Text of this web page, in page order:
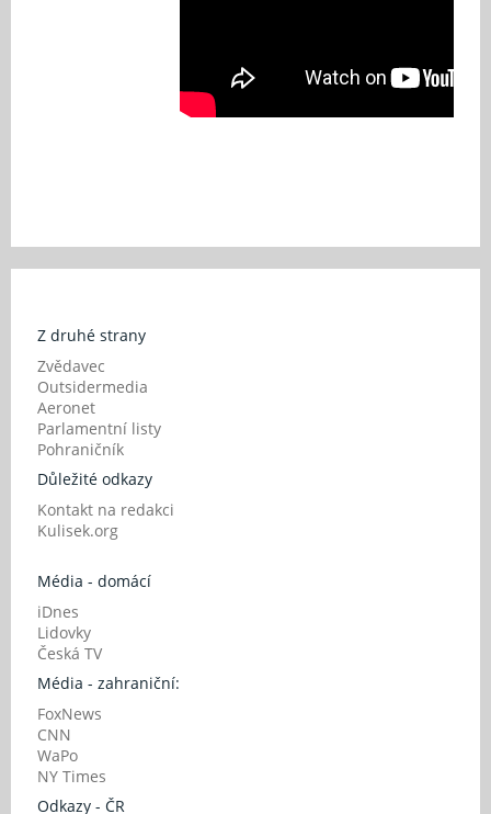
Z druhé strany
Zvědavec
Outsidermedia
Aeronet
Parlamentní listy
Pohraničník
Důležité odkazy
Kontakt na redakci
Kulisek.org
Média - domácí
iDnes
Lidovky
Česká TV
Média - zahraniční:
FoxNews
CNN
WaPo
NY Times
Odkazy - ČR